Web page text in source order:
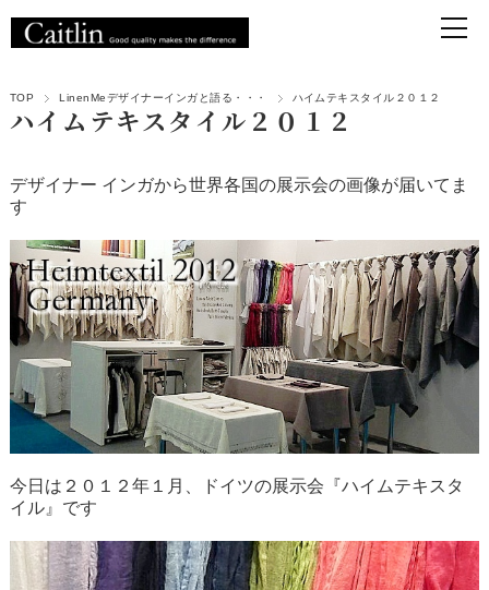
TOP LinenMeデザイナーインガと語る・・・ ハイムテキスタイル２０１２
ハイムテキスタイル２０１２
デザイナー インガから世界各国の展示会の画像が届いてま
す
今日は２０１２年１月、ドイツの展示会『ハイムテキスタ
イル』です